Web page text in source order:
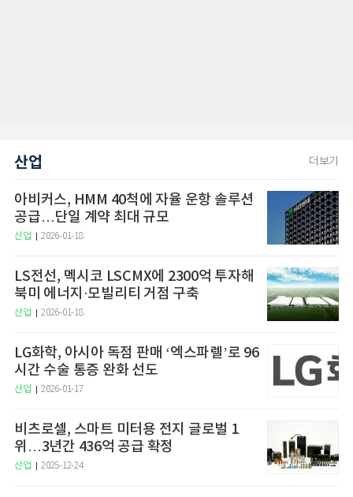
산업 더보기
아비커스, HMM 40척에 자율 운항 솔루션
공급…단일 계약 최대 규모
산업 2026-01-18
LS전선, 멕시코 LSCMX에 2300억 투자해
북미 에너지·모빌리티 거점 구축
산업 2026-01-18
LG화학, 아시아 독점 판매 ‘엑스파렐’로 96
시간 수술 통증 완화 선도
산업 2026-01-17
비츠로셀, 스마트 미터용 전지 글로벌 1
위…3년간 436억 공급 확정
산업 2025-12-24